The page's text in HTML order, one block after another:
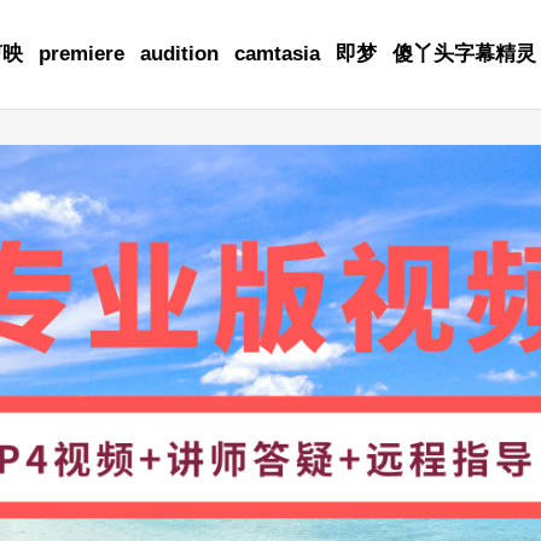
premiere audition camtasia 即梦 傻丫头字幕精灵